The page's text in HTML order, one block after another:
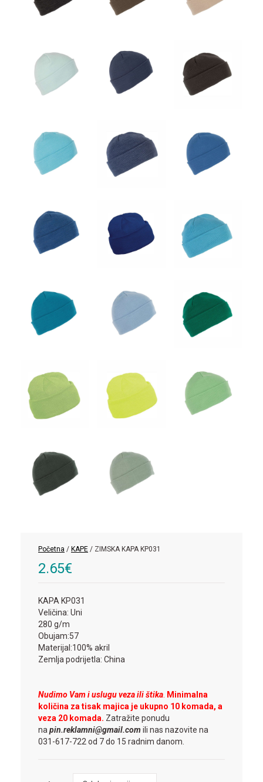
Početna / KAPE / ZIMSKA KAPA KP031
2.65€
KAPA KP031
Veličina: Uni
280 g/m
Obujam:57
Materijal:100% akril
Zemlja podrijetla: China
Nudimo Vam i uslugu veza ili štika Minimalna
količina za tisak majica je ukupno 10 komada, a
veza 20 komada. Zatražite ponudu
na pin.reklamni@gmail.com ili nas nazovite na
031-617-722 od 7 do 15 radnim danom.